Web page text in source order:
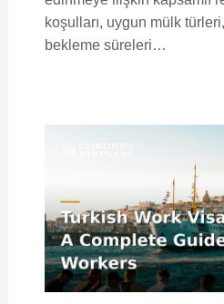
koşulları, uygun mülk
bekleme süreleri…